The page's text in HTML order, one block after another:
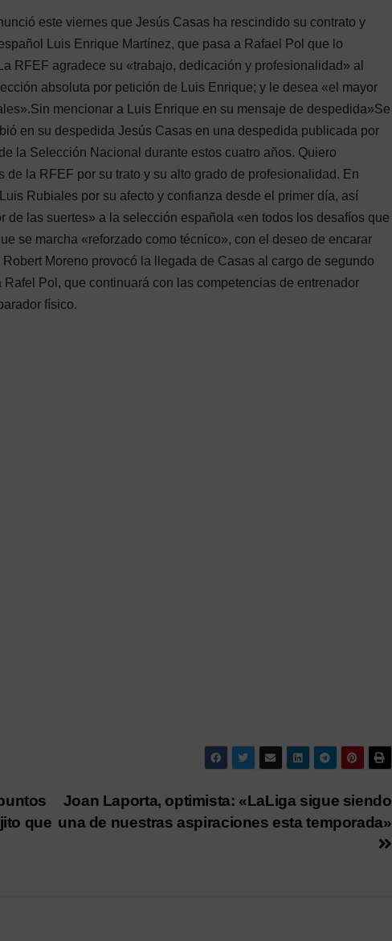
este viernes que Jesús Casas ha rescindido su contrato y
Luis Enrique Martínez, que pasa a Rafael Pol que lo
RFEF agradece su «trabajo, dedicación y profesionalidad» al
absoluta por petición de Luis Enrique; y le desea «el mayor
mencionar a Luis Enrique en su mensaje de despedida»Se
en su despedida Jesús Casas en una despedida publicada por
la Selección Nacional durante estos cuatro años. Quiero
la RFEF por su trato y su alto grado de profesionalidad. En
Rubiales por su afecto y confianza desde el primer día, así
de las suertes» a la selección española «en todos los desafíos que
se marcha «reforzado como técnico», con el deseo de encarar
Moreno provocó la llegada de Casas al cargo de segundo
Pol, que continuará con las competencias de entrenador
físico.
Joan Laporta, optimista: «LaLiga sigue siendo
una de nuestras aspiraciones esta temporada»
que